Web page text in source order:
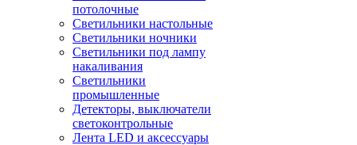
потолочные
Светильники настольные
Светильники ночники
Светильники под лампу
накаливания
Светильники
промышленные
Детекторы, выключатели
светоконтрольные
Лента LED и аксессуары